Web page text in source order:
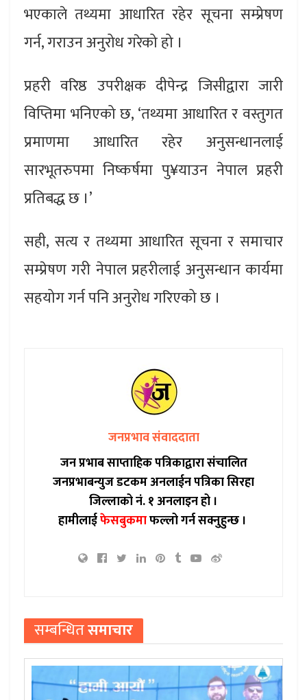
भएकाले तथ्यमा आधारित रहेर सूचना सम्प्रेषण
गर्न, गराउन अनुरोध गरेको हो ।
प्रहरी वरिष्ठ उपरीक्षक दीपेन्द्र जिसीद्वारा जारी
विप्तिमा भनिएको छ, ‘तथ्यमा आधारित र वस्तुगत
प्रमाणमा आधारित रहेर अनुसन्धानलाई
सारभूतरुपमा निष्कर्षमा पु¥याउन नेपाल प्रहरी
प्रतिबद्ध छ ।’
सही, सत्य र तथ्यमा आधारित सूचना र समाचार
सम्प्रेषण गरी नेपाल प्रहरीलाई अनुसन्धान कार्यमा
सहयोग गर्न पनि अनुरोध गरिएको छ ।
जनप्रभाव संवाददाता
जन प्रभाब साप्ताहिक पत्रिकाद्वारा संचालित
जनप्रभाबन्युज डटकम अनलाईन पत्रिका सिरहा
जिल्लाको नं. १ अनलाइन हो ।
हामीलाईफेसबुकमाफल्लो गर्न सक्नुहुन्छ ।
सम्बन्धितसमाचार